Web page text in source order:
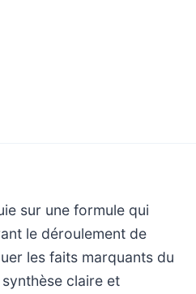
sur une formule qui
le déroulement de
les faits marquants du
claire et